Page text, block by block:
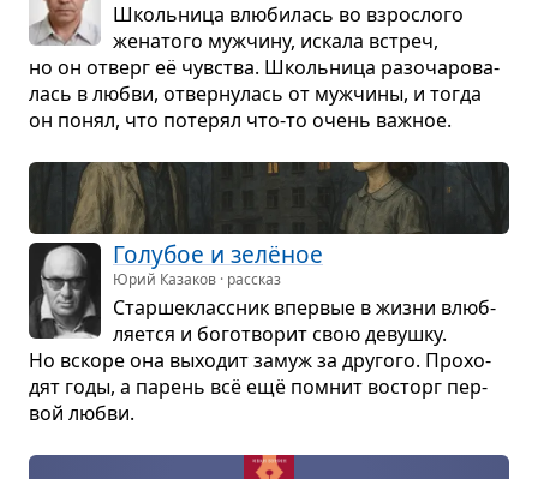
Школь­ница влю­би­лась во взрос­лого
жена­того муж­чину, искала встреч,
но он отверг её чув­ства. Школь­ница разо­ча­ро­ва­
лась в любви, отвер­ну­лась от муж­чины, и тогда
он понял, что поте­рял что-то очень важ­ное.
Голу­бое и зелёное
Юрий Казаков · рассказ
Стар­ше­класс­ник впер­вые в жизни влюб­
ля­ется и бого­тво­рит свою девушку.
Но вскоре она выхо­дит замуж за дру­гого. Про­хо­
дят годы, а парень всё ещё помнит вос­торг пер­
вой любви.